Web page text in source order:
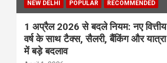
NEW DELHI
POPULAR RECOMMENDED
1 अप्रैल 2026 से बदले नियम: नए वित्तीय
वर्ष के साथ टैक्स, सैलरी, बैंकिंग और यात्रा
में बड़े बदलाव